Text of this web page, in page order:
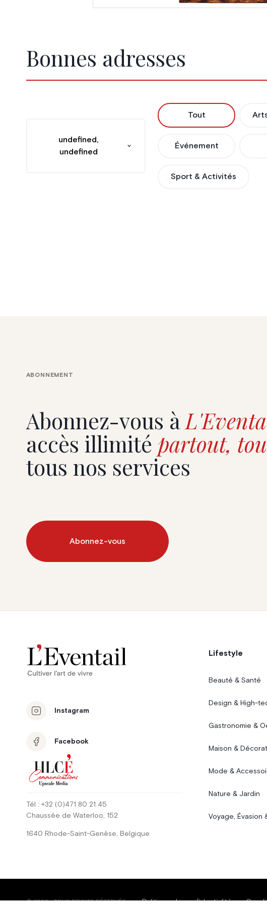
Bonnes adresses
undefined,
undefined
Tout
Événement
Sport & Activités
Abonnez-vous à
accès illimité partout,
tous nos services
ABONNEMENT
Abonnez-vous
Instagram
Facebook
Tél
: +32 (0)471 80 21 45
Chaussée de Waterloo , 152
1640 Rhode-Saint-Genèse Belgique
Lifestyle
Beauté & Santé
Design & High-
Gastronomie &
Maison &
Mode &
Nature & Jardin
Voyage, Évasion
©2026-TOUS DROITS RÉSERVÉS Politique de confidentialité